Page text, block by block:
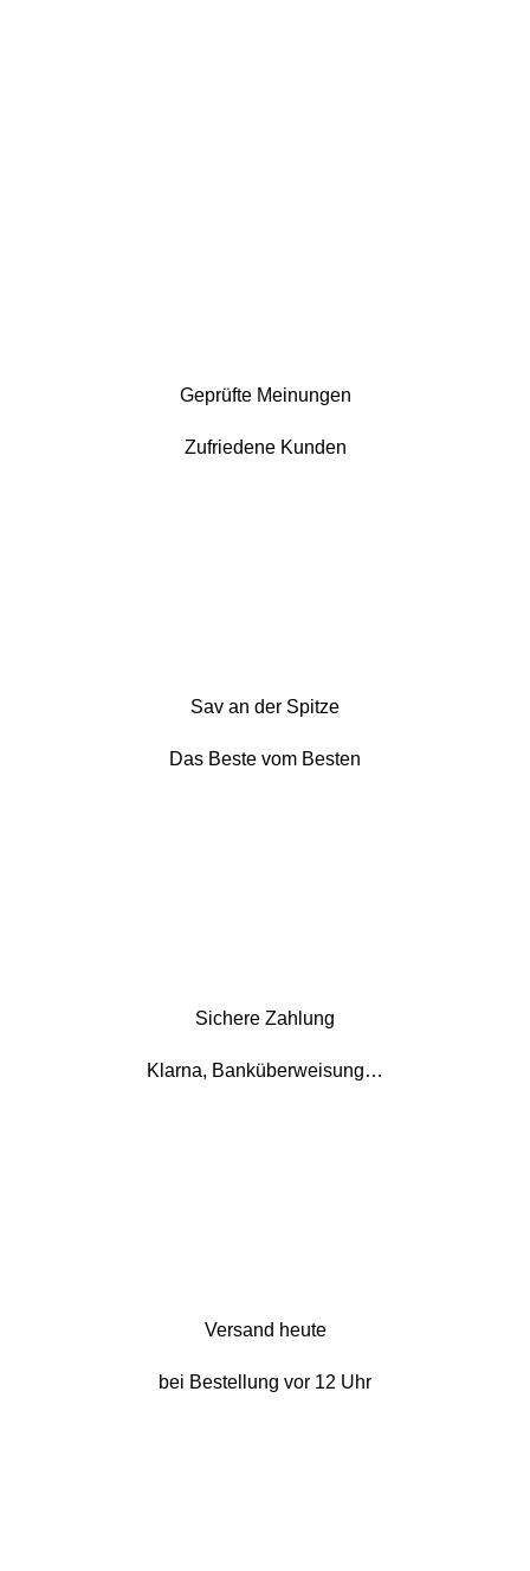
Geprüfte Meinungen
Zufriedene Kunden
Sav an der Spitze
Das Beste vom Besten
Sichere Zahlung
Klarna, Banküberweisung…
Versand heute
bei Bestellung vor 12 Uhr